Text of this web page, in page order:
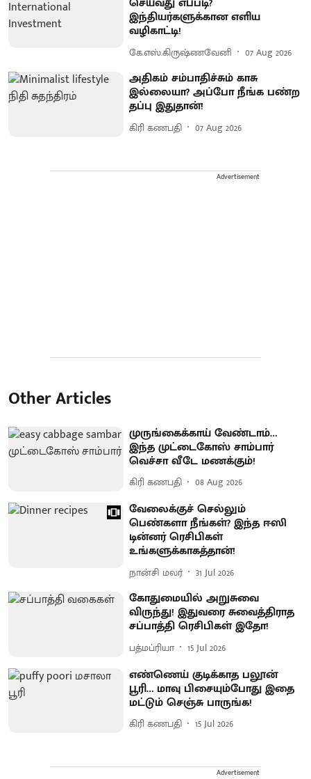
இந்தியர்களுக்கான எளிய
வழிகாட்டி!
கே.எஸ்.கிருஷ்ணவேனி 07 Aug 2026
அதிகம் சம்பாதிச்சும் காசு
இல்லையா? அப்போ நீங்க பண்ற
தப்பு இதுதான்!
கிரி கணபதி 07 Aug 2026
Advertisement
Other Articles
முருங்கைக்காய் வேண்டாம்…
இந்த முட்டைகோஸ் சாம்பார்
வெச்சா வீடே மணக்கும்!
கிரி கணபதி 08 Aug 2026
வேலைக்குச் செல்லும்
பெண்களா நீங்கள்? இந்த ஈஸி
டின்னர் ரெசிபிகள்
உங்களுக்காகத்தான்!
நான்சி மலர் 31 Jul 2026
கோதுமையில் அறுசுவை
விருந்து! இதுவரை சுவைத்திராத
சப்பாத்தி ரெசிபிகள் இதோ!
பத்மப்ரியா 15 Jul 2026
எண்ணெய் குடிக்காத பலூன்
பூரி… மாவு பிசையும்போது இதை
மட்டும் செஞ்சு பாருங்க!
கிரி கணபதி 15 Jul 2026
Advertisement